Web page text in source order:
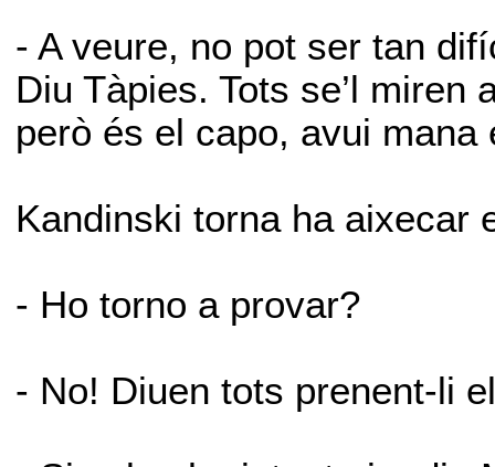
- A veure, no pot ser tan
Diu Tàpies. Tots se’l miren
però és el capo, avui mana
Kandinski torna ha aixecar
- Ho torno a provar?
- No! Diuen tots prenent-li